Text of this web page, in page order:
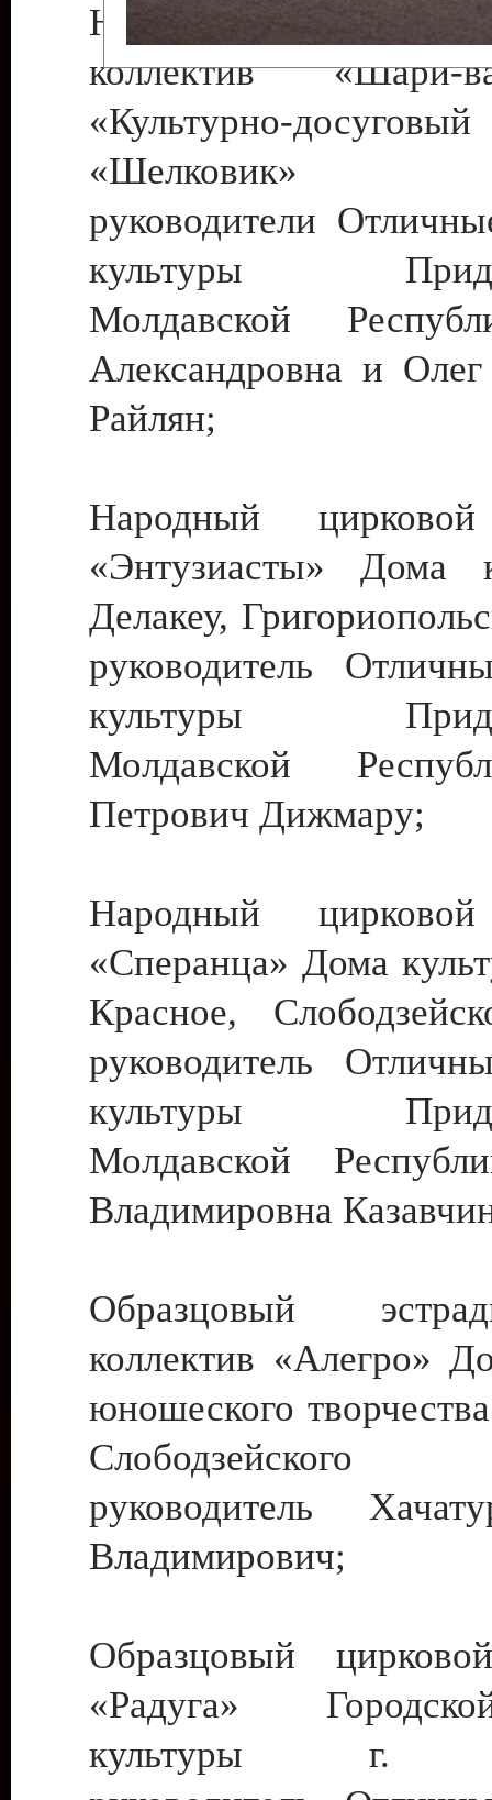
Народный цирковой
коллектив
«Культурно-
«Шелковик»
руководители
культуры
Молдавской
Александровна и
Райлян;
Народный цирковой
«Энтузиасты» Дома
Делакеу,
руководитель
культуры
Молдавской
Петрович Дижмару;
Народный цирковой
«Сперанца» Дома
Красное,
руководитель
культуры
Молдавской
Владимировна
Образцовый
коллектив «Алегро»
юношеского
руководитель
Владимирович;
Образцовый
«Радуга»
культуры г.